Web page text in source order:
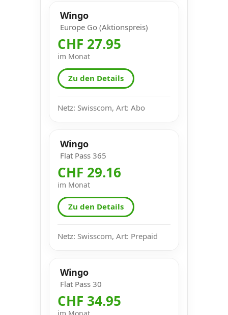
Wingo
Europe Go (Aktionspreis)
CHF 27.95
im Monat
Zu den Details
Netz: Swisscom, Art: Abo
Wingo
Flat Pass 365
CHF 29.16
im Monat
Zu den Details
Netz: Swisscom, Art: Prepaid
Wingo
Flat Pass 30
CHF 34.95